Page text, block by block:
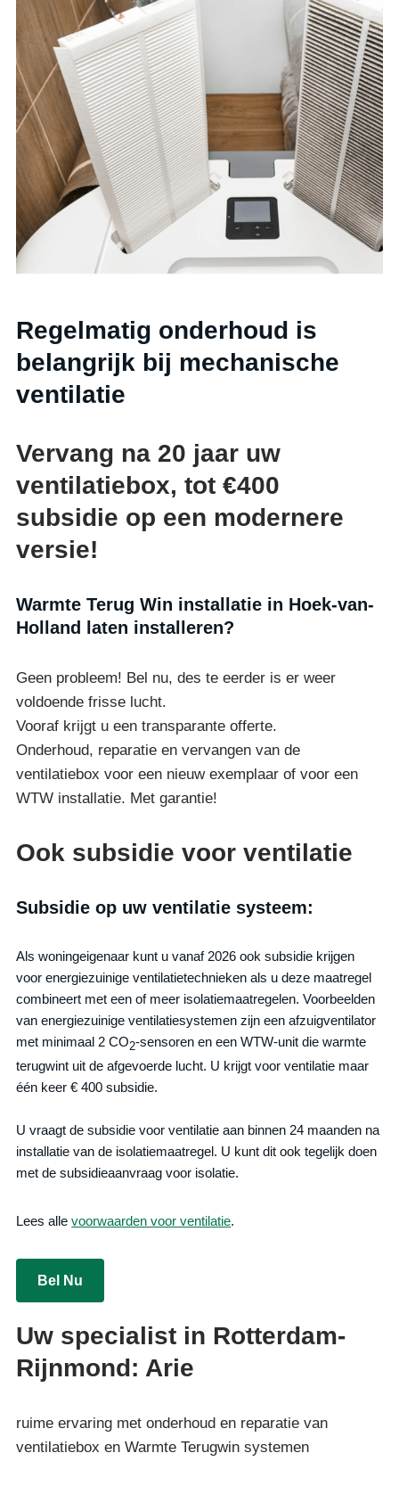
Regelmatig onderhoud is
belangrijk bij mechanische
ventilatie
Vervang na 20 jaar uw
ventilatiebox, tot €400
subsidie op een modernere
versie!
Warmte Terug Win installatie in Hoek-van-
Holland laten installeren?
Geen probleem! Bel nu, des te eerder is er weer
voldoende frisse lucht.
Vooraf krijgt u een transparante offerte.
Onderhoud, reparatie en vervangen van de
ventilatiebox voor een nieuw exemplaar of voor een
WTW installatie. Met garantie!
Ook subsidie voor ventilatie
Subsidie op uw ventilatie systeem:
Als woningeigenaar kunt u vanaf 2026 ook subsidie krijgen
voor energiezuinige ventilatietechnieken als u deze maatregel
combineert met een of meer isolatiemaatregelen. Voorbeelden
van energiezuinige ventilatiesystemen zijn een afzuigventilator
met minimaal 2 CO2-sensoren en een WTW-unit die warmte
terugwint uit de afgevoerde lucht. U krijgt voor ventilatie maar
één keer € 400 subsidie.
U vraagt de subsidie voor ventilatie aan binnen 24 maanden na
installatie van de isolatiemaatregel. U kunt dit ook tegelijk doen
met de subsidieaanvraag voor isolatie.
Lees allevoorwaarden voor ventilatie.
Bel Nu
Uw specialist in Rotterdam-
Rijnmond: Arie
ruime ervaring met onderhoud en reparatie van
ventilatiebox en Warmte Terugwin systemen